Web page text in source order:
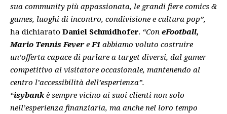
sua community più appassionata, le grandi fiere comics &
games, luoghi di incontro, condivisione e cultura pop”,
ha dichiarato Daniel Schmidhofer. “Con eFootball,
Mario Tennis Fevere F1 abbiamo voluto costruire
un’offerta capace di parlare a target diversi, dal gamer
competitivo al visitatore occasionale, mantenendo al
centro l’accessibilità dell’esperienza”.
“isybankè sempre vicino ai suoi clienti non solo
nell’esperienza finanziaria, ma anche nel loro tempo